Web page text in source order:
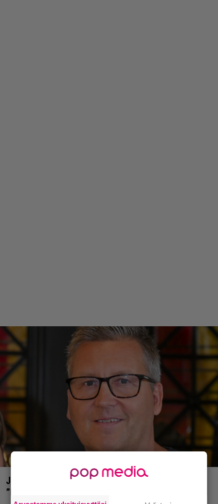
Jani Sievinen kokosi lapsikatraansa yhteen –
”Minun suurin perintöni heille”